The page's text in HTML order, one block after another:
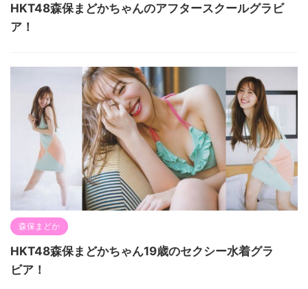
HKT48森保まどかちゃんのアフタースクールグラビ
ア！
森保まどか
HKT48森保まどかちゃん19歳のセクシー水着グラ
ビア！